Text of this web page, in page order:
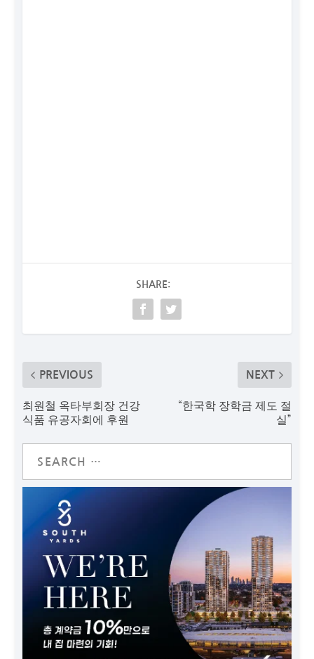
SHARE:
PREVIOUS
최원철 옥타부회장 건강
식품 유공자회에 후원
NEXT
“한국학 장학금 제도 절
실”